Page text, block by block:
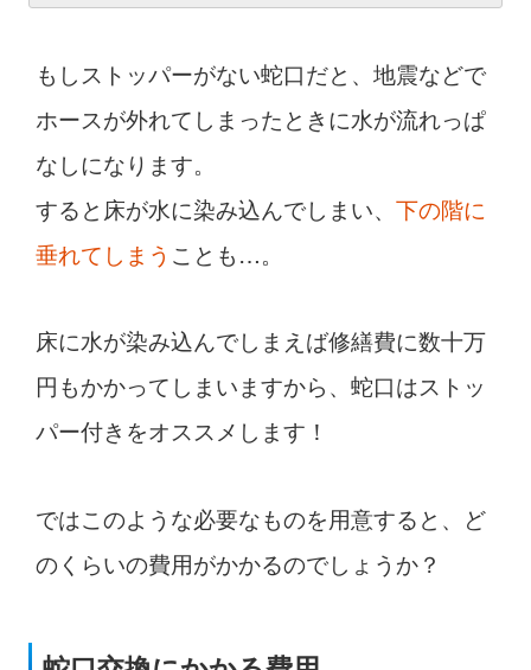
もしストッパーがない蛇口だと、地震などで
ホースが外れてしまったときに水が流れっぱ
なしになります。
すると床が水に染み込んでしまい、 下の階に
垂れてしまう ことも…。
床に水が染み込んでしまえば修繕費に数十万
円もかかってしまいますから、蛇口はストッ
パー付きをオススメします！
ではこのような必要なものを用意すると、ど
のくらいの費用がかかるのでしょうか？